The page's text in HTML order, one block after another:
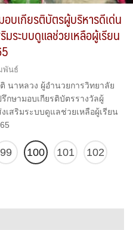
บเกียรติบัตรผู้บริหารดีเด่น
ระบบดูแลช่วยเหลือผู้เรียน
พันธ์
นาหลวง ผู้อำนวยการวิทยาลัย
กษามอบเกียรติบัตรรางวัลผู้
สริมระบบดูแลช่วยเหลือผู้เรียน
99 100 101 102